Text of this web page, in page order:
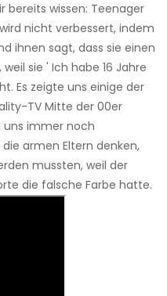
bereits wissen: Teenager
nicht verbessert, indem
ihnen sagt, dass sie einen
sie ' Ich habe 16 Jahre
Es zeigte uns einige der
TV Mitte der 00er
uns immer noch
armen Eltern denken,
mussten, weil der
die falsche Farbe hatte.